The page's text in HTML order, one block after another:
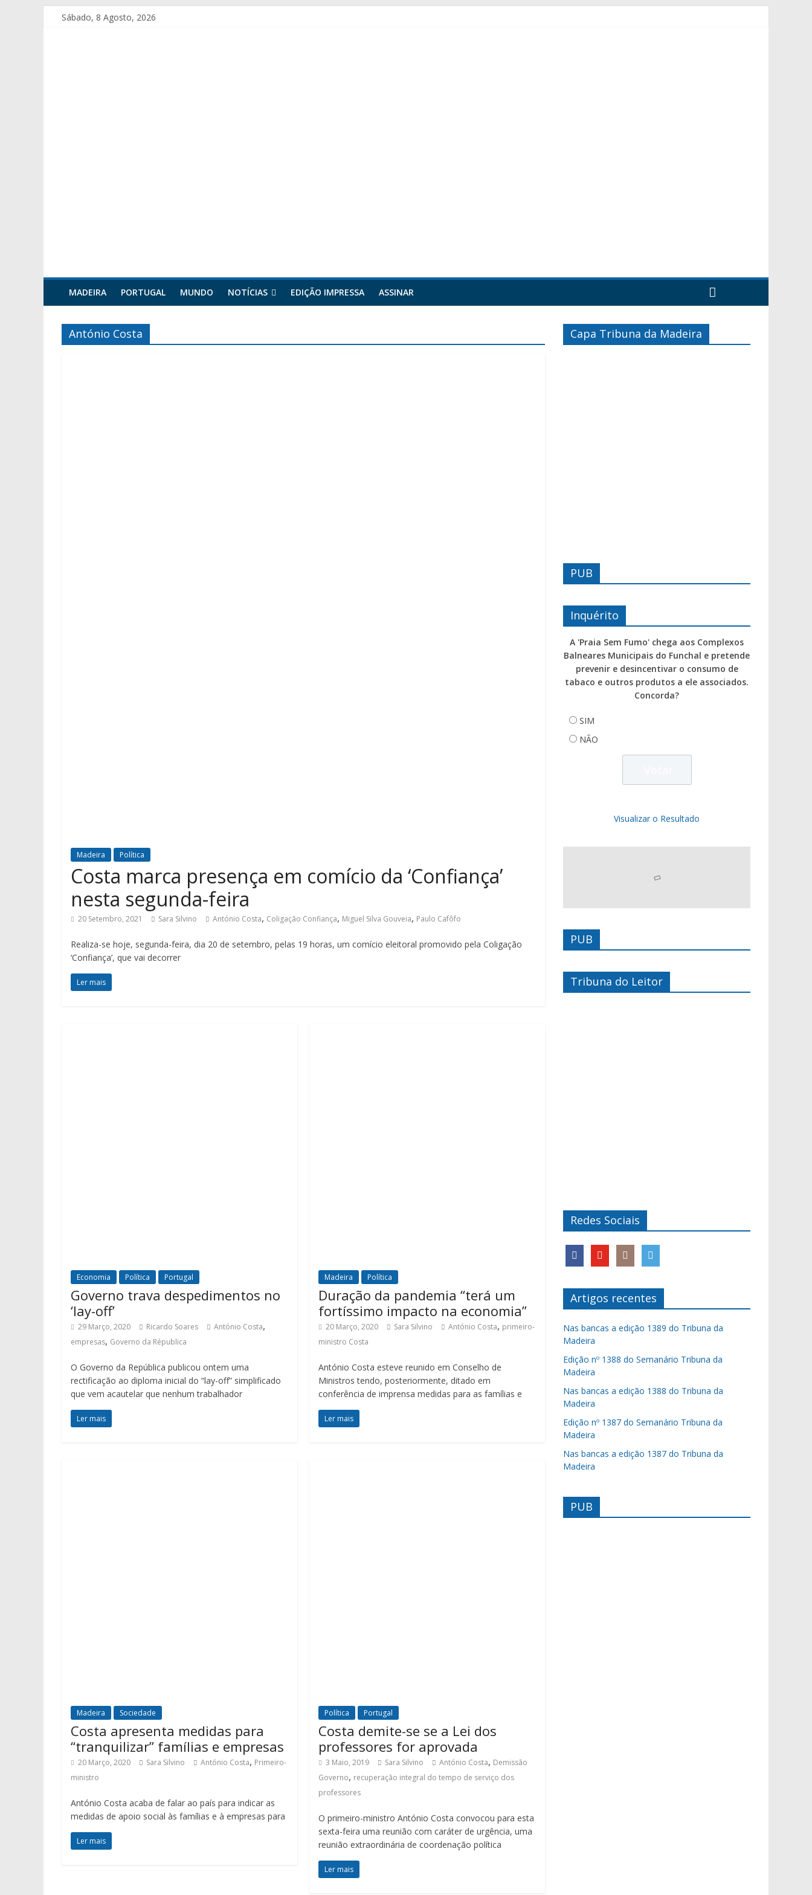
Sábado, 8 Agosto, 2026
MADEIRA PORTUGAL MUNDO NOTÍCIAS EDIÇÃO IMPRESSA ASSINAR
António Costa
Madeira Política
Costa marca presença em comício da ‘Confiança’
nesta segunda-feira
20 Setembro, 2021 Sara Silvino António Costa, Coligação Confiança, Miguel Silva Gouveia, Paulo Cafôfo
Realiza-se hoje, segunda-feira, dia 20 de setembro, pelas 19 horas, um comício eleitoral promovido pela Coligação
‘Confiança’, que vai decorrer
Ler mais
Economia Política Portugal
Governo trava despedimentos no
‘lay-off’
29 Março, 2020 Ricardo Soares António Costa,
empresas, Governo da Républica
O Governo da República publicou ontem uma
rectificação ao diploma inicial do “lay-off” simplificado
que vem acautelar que nenhum trabalhador
Ler mais
Madeira Política
Duração da pandemia “terá um
fortíssimo impacto na economia”
20 Março, 2020 Sara Silvino António Costa, primeiro-
ministro Costa
António Costa esteve reunido em Conselho de
Ministros tendo, posteriormente, ditado em
conferência de imprensa medidas para as famílias e
Ler mais
Madeira Sociedade
Costa apresenta medidas para
“tranquilizar” famílias e empresas
20 Março, 2020 Sara Silvino António Costa, Primeiro-
ministro
António Costa acaba de falar ao país para indicar as
medidas de apoio social às famílias e à empresas para
Ler mais
Política Portugal
Costa demite-se se a Lei dos
professores for aprovada
3 Maio, 2019 Sara Silvino António Costa, Demissão
Governo, recuperação integral do tempo de serviço dos
professores
O primeiro-ministro António Costa convocou para esta
sexta-feira uma reunião com caráter de urgência, uma
reunião extraordinária de coordenação política
Ler mais
Capa Tribuna da Madeira
PUB
Inquérito
A 'Praia Sem Fumo' chega aos Complexos
Balneares Municipais do Funchal e pretende
prevenir e desincentivar o consumo de
tabaco e outros produtos a ele associados.
Concorda?
SIM
NÃO
Visualizar o Resultado
PUB
Tribuna do Leitor
Redes Sociais
Artigos recentes
Nas bancas a edição 1389 do Tribuna da
Madeira
Edição nº 1388 do Semanário Tribuna da
Madeira
Nas bancas a edição 1388 do Tribuna da
Madeira
Edição nº 1387 do Semanário Tribuna da
Madeira
Nas bancas a edição 1387 do Tribuna da
Madeira
PUB